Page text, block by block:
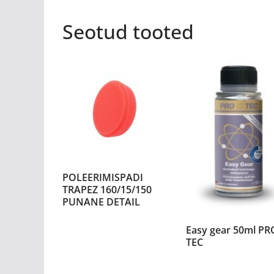
Seotud tooted
POLEERIMISPADI
TRAPEZ 160/15/150
PUNANE DETAIL
Easy gear 50ml
TEC